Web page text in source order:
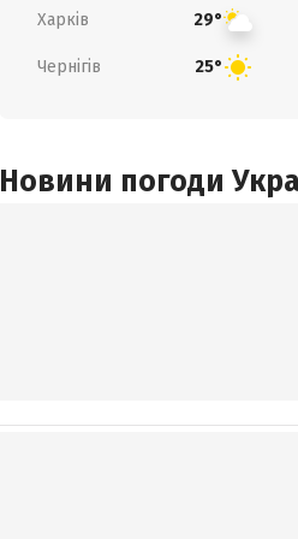
Харків 29°
Чернігів 25°
Новини погоди